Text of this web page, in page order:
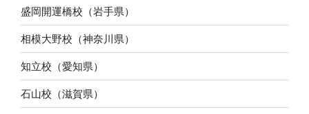
盛岡開運橋校（岩手県）
相模大野校（神奈川県）
知立校（愛知県）
石山校（滋賀県）